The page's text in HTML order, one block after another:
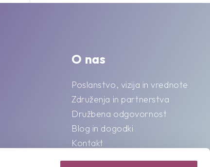
O nas
Poslanstvo, vizija in vrednote
Združenja in partnerstva
Družbena odgovornost
Blog in dogodki
Kontakt